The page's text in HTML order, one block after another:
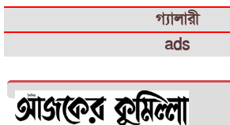
গ্যালারী
ads